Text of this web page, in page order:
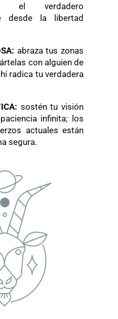
el verdadero
desde la libertad
abraza tus zonas
con alguien de
radica tu verdadera
sostén tu visión
infinita; los
actuales están
segura.